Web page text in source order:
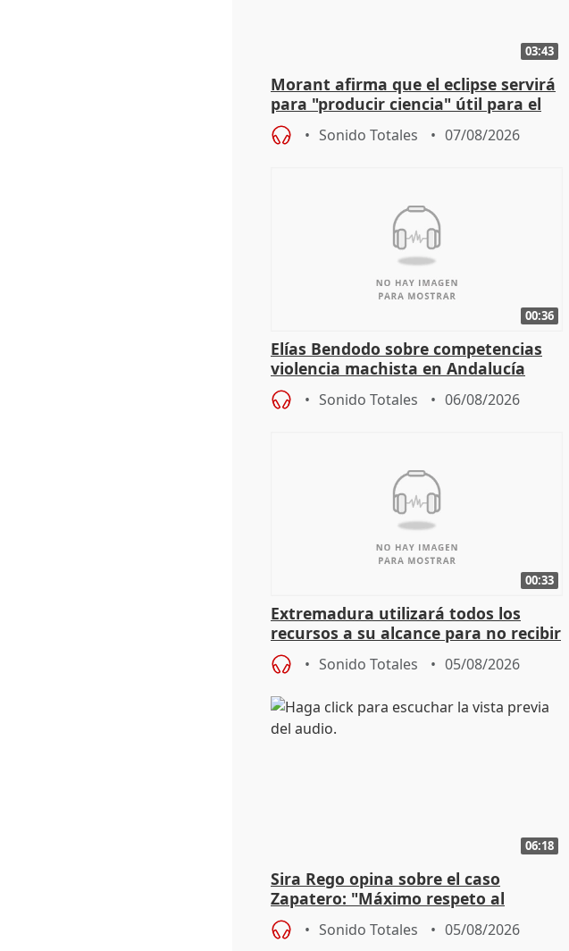
03:43
Morant afirma que el eclipse servirá
para "producir ciencia" útil para el
resto del mundo
Sonido Totales 07/08/2026
00:36
Elías Bendodo sobre competencias
violencia machista en Andalucía
Sonido Totales 06/08/2026
00:33
Extremadura utilizará todos los
recursos a su alcance para no recibir
más menores migrantes
Sonido Totales 05/08/2026
06:18
Sira Rego opina sobre el caso
Zapatero: "Máximo respeto al
proceso judicial"
Sonido Totales 05/08/2026